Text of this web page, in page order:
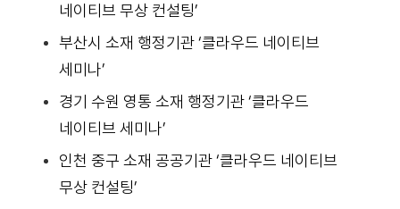
네이티브 무상 컨설팅’
부산시 소재 행정기관 ‘클라우드 네이티브
세미나’
경기 수원 영통 소재 행정기관 ‘클라우드
네이티브 세미나’
인천 중구 소재 공공기관 ‘클라우드 네이티브
무상 컨설팅’